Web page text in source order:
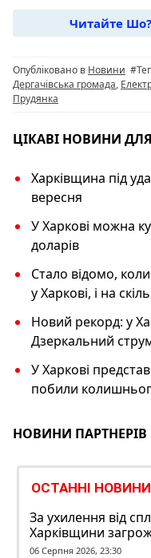
e
b
o
o
k
g
ra
m
s
A
p
p
Читайте
Опубліковано в Новини
Дергачівська громада,
Прудянка
ЦІКАВІ НОВИНИ
Харківщина під
вересня
У Харкові можна
доларів
Стало відомо,
у Харкові, і на
Новий рекорд: у
Дзеркальний
У Харкові
побили
НОВИНИ ПАРТНЕРІВ
ОСТАННІ НОВИНИ
За ухилення від
Харківщини
волі
06 Серпня 2026, 23:30